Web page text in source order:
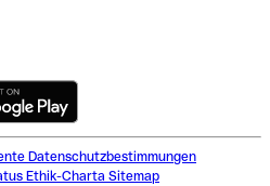
Datenschutzbestimmungen
Ethik-Charta Sitemap